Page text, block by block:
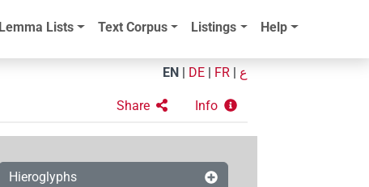
Lemma Lists Text Corpus Listings Help
EN DE FR ع
Share Info
Hieroglyphs